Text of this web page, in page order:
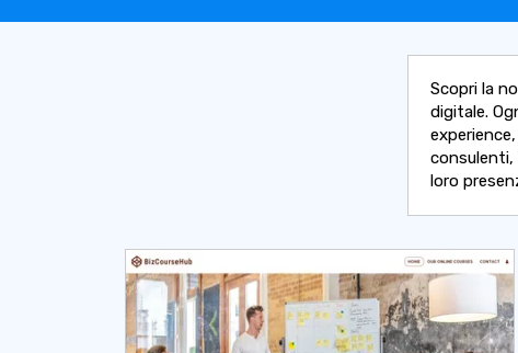
Scopri la
digitale.
consulenti,
loro